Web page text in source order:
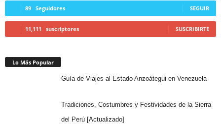
89 Seguidores SEGUIR
11,111 suscriptores SUSCRIBIRTE
Lo Más Popular
Guía de Viajes al Estado Anzoátegui en Venezuela
Tradiciones, Costumbres y Festividades de la Sierra
del Perú [Actualizado]